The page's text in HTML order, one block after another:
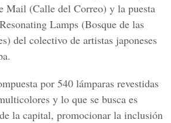
Mail (Calle del Correo) y la puesta
Lamps (Bosque de las
) del colectivo de artistas japoneses
por 540 lámparas revestidas
y lo que se busca es
la capital, promocionar la inclusión